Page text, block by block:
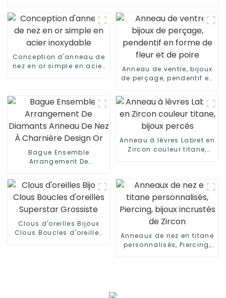
Conception d'anneau de
nez en or simple en acier
Anneau de ventre, bijoux
de perçage, pendentif en
Bague Ensemble
Arrangement De
À Charnière Design Or
Anneau à lèvres Labret en
Zircon couleur titane,
Clous d'oreilles Bijoux
Clous Boucles d'oreilles
Anneaux de nez en titane
personnalisés, Piercing,